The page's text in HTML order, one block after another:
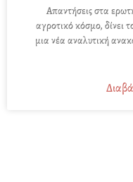
Απαντήσεις στα
αγροτικό κόσμο, δίνει
μια νέα αναλυτική